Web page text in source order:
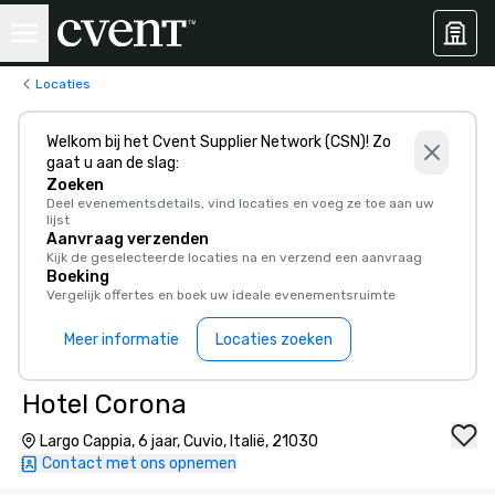
Locaties
Welkom bij het Cvent Supplier Network (CSN)! Zo
gaat u aan de slag:
Zoeken
Deel evenementsdetails, vind locaties en voeg ze toe aan uw
lijst
Aanvraag verzenden
Kijk de geselecteerde locaties na en verzend een aanvraag
Boeking
Vergelijk offertes en boek uw ideale evenementsruimte
Meer informatie Locaties zoeken
Hotel Corona
Largo Cappia, 6 jaar, Cuvio, Italië, 21030
Contact met ons opnemen